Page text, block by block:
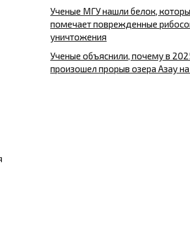
Ученые МГУ нашли белок,
помечает поврежденные
уничтожения
Ученые объяснили, почему в
произошел прорыв озера Азау